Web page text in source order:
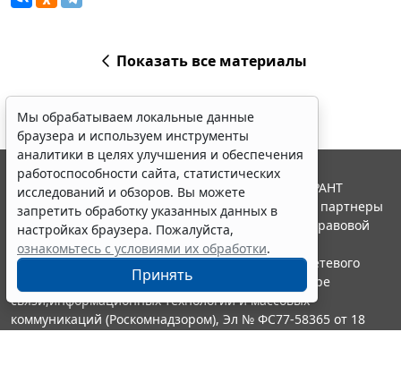
Показать все материалы
Мы обрабатываем локальные данные
браузера и используем инструменты
аналитики в целях улучшения и обеспечения
работоспособности сайта, статистических
исследований и обзоров. Вы можете
запретить обработку указанных данных в
настройках браузера. Пожалуйста,
ознакомьтесь с условиями их обработки.
Принять
© ООО "НПП "ГАРАНТ-СЕРВИС", 2026. Система ГАРАНТ
выпускается с 1990 года. Компания "Гарант" и ее партнеры
являются участниками Российской ассоциации правовой
информации ГАРАНТ.
Портал ГАРАНТ.РУ зарегистрирован в качестве сетевого
издания Федеральной службой по надзору в сфере
связи,информационных технологий и массовых
коммуникаций (Роскомнадзором), Эл № ФС77-58365 от 18